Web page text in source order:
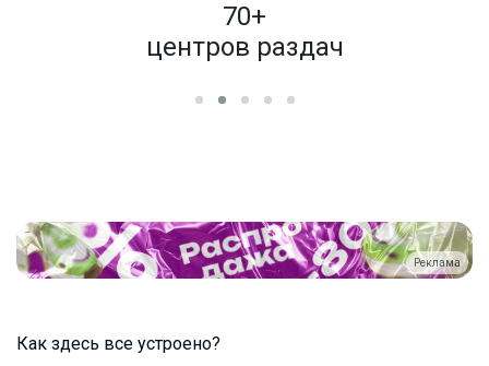
70+
центров раздач
Реклама
Как здесь все устроено?